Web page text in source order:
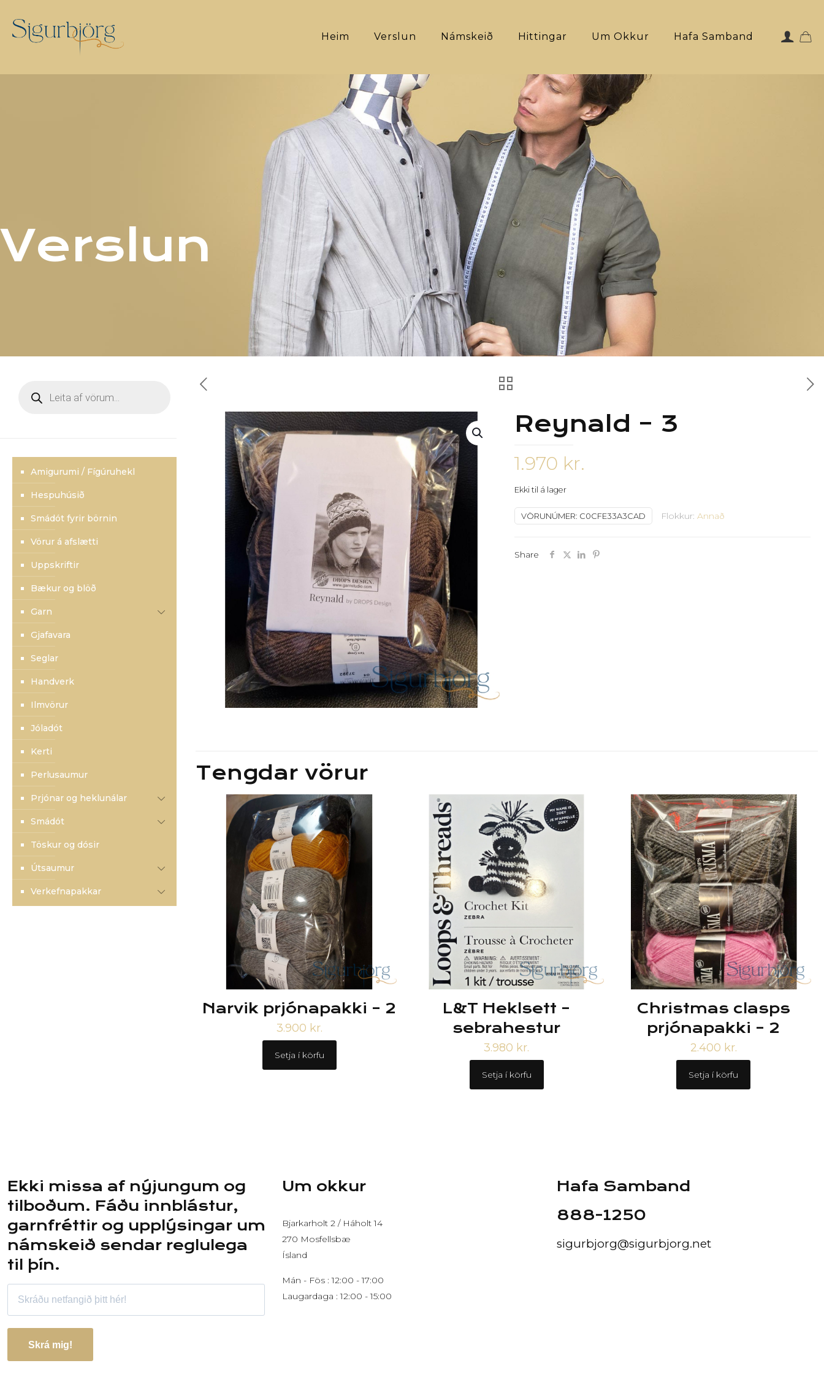
Heim Verslun Námskeið Hittingar Um Okkur Hafa Samband
Verslun
Reynald – 3
1.970 kr.
Ekki til á lager
VÖRUNÚMER: C0CFE33A3CAD Flokkur: Annað
Share
Tengdar vörur
Narvik prjónapakki – 2
3.900 kr.
Setja í körfu
L&T Heklsett –
sebrahestur
3.980 kr.
Setja í körfu
Christmas clasps
prjónapakki – 2
2.400 kr.
Setja í körfu
search
Amigurumi / Fígúruhekl
Hespuhúsið
Smádót fyrir börnin
Vörur á afslætti
Uppskriftir
Bækur og blöð
Garn
Gjafavara
Seglar
Handverk
Ilmvörur
Jóladót
Kerti
Perlusaumur
Prjónar og heklunálar
Smádót
Töskur og dósir
Útsaumur
Verkefnapakkar
Ekki missa af nýjungum og
tilboðum. Fáðu innblástur,
garnfréttir og upplýsingar um
námskeið sendar reglulega
til þín.
Skrá mig!
Um okkur
Bjarkarholt 2 / Háholt 14
270 Mosfellsbæ
Ísland
Mán - Fös : 12:00 - 17:00
Laugardaga : 12:00 - 15:00
Hafa Samband
888-1250
sigurbjorg@sigurbjorg.net